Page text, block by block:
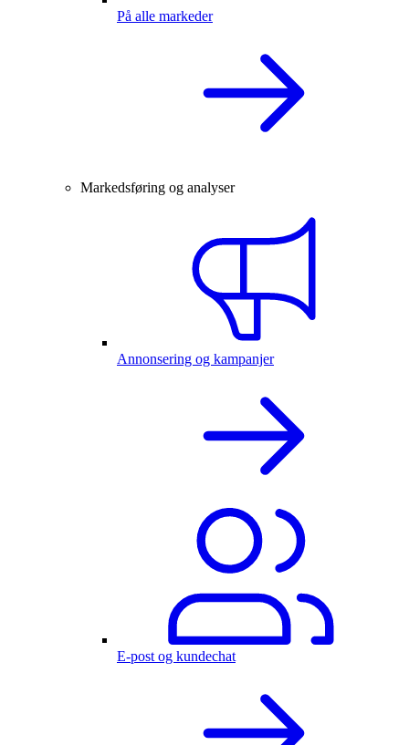
På alle markeder
Markedsføring og analyser
Annonsering og kampanjer
E-post og kundechat